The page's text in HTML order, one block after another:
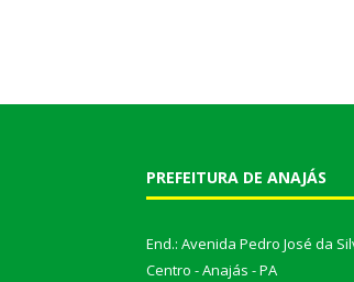
PREFEITURA DE ANAJÁS
End.: Avenida Pedro José da
Centro - Anajás - PA